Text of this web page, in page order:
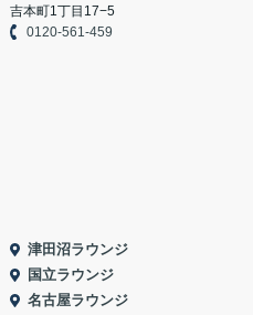
吉本町1丁目17−5
0120-561-459
津田沼ラウンジ
国立ラウンジ
名古屋ラウンジ